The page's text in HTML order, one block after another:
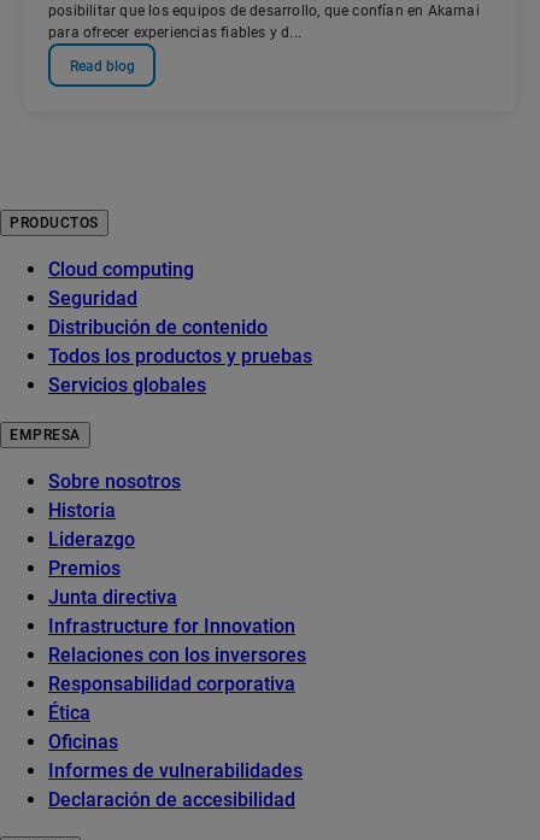
posibilitar que los equipos de desarrollo, que confían en Akamai
para ofrecer experiencias fiables y d...
Read blog
PRODUCTOS
Cloud computing
Seguridad
Distribución de contenido
Todos los productos y pruebas
Servicios globales
EMPRESA
Sobre nosotros
Historia
Liderazgo
Premios
Junta directiva
Infrastructure for Innovation
Relaciones con los inversores
Responsabilidad corporativa
Ética
Oficinas
Informes de vulnerabilidades
Declaración de accesibilidad